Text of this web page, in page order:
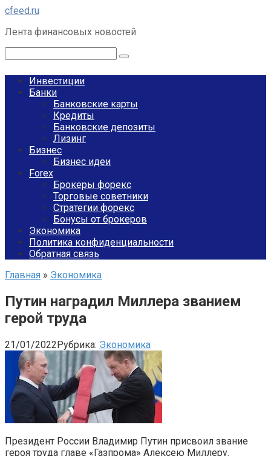
Перейти
контенту
cfeed.ru
Лента финансовых новостей
Инвестиции
Банки
Банковские карты
Кредиты
Банковские депозиты
Лизинг
Бизнес
Бизнес идеи
Forex
Брокеры форекс
Торговые советники
Стратегии форекс
Бонусы от брокеров
Экономика
Политика конфиденциальности
Обратная связь
Главная » Экономика
Путин наградил Миллера званием
герой труда
21/01/2022Рубрика: Экономика
Президент России Владимир Путин присвоил звание
героя труда главе «Газпрома» Алексею Миллеру.